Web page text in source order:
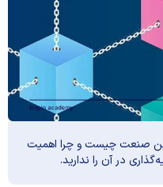
این صنعت چیست و چرا اهمیت
در آن را ندارید.